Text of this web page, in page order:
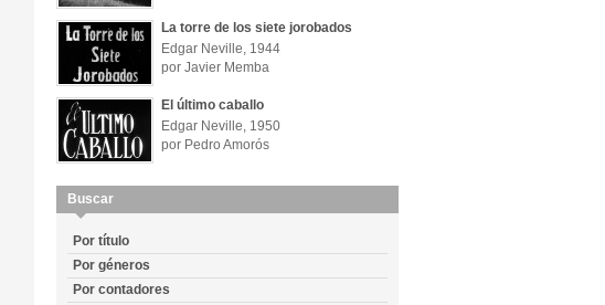
La torre de los siete jorobados
Edgar Neville, 1944
por Javier Memba
El último caballo
Edgar Neville, 1950
por Pedro Amorós
Buscar
Por título
Por géneros
Por contadores